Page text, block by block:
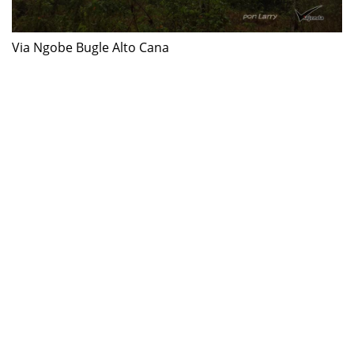
Via Ngobe Bugle Alto Cana